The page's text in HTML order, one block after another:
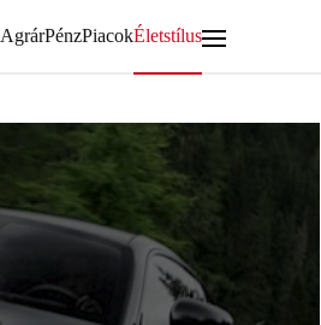
AgrárPénzPiacokÉletstílus